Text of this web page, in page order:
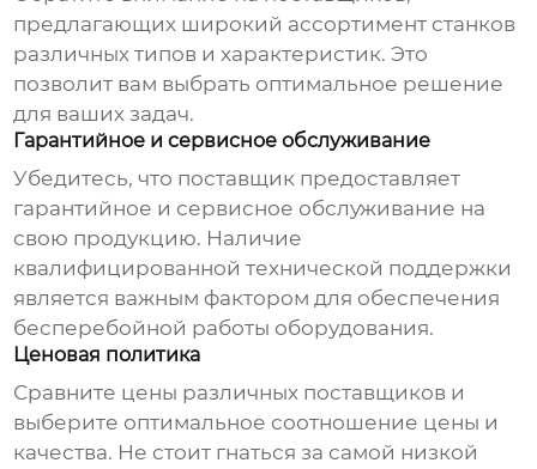
предлагающих широкий ассортимент станков
различных типов и характеристик. Это
позволит вам выбрать оптимальное решение
для ваших задач.
Гарантийное и сервисное обслуживание
Убедитесь, что поставщик предоставляет
гарантийное и сервисное обслуживание на
свою продукцию. Наличие
квалифицированной технической поддержки
является важным фактором для обеспечения
бесперебойной работы оборудования.
Ценовая политика
Сравните цены различных поставщиков и
выберите оптимальное соотношение цены и
качества. Не стоит гнаться за самой низкой